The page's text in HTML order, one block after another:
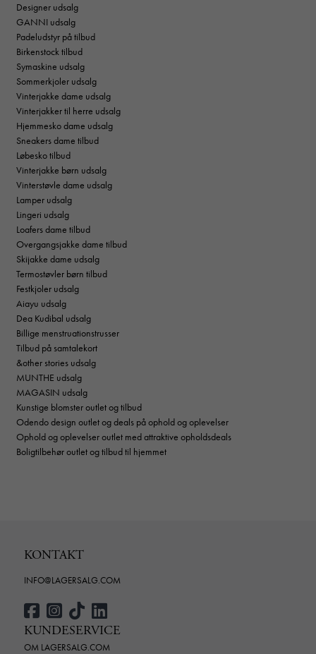
Designer udsalg
GANNI udsalg
Padeludstyr på tilbud
Birkenstock tilbud
Symaskine udsalg
Sommerkjoler udsalg
Vinterjakke dame udsalg
Vinterjakker til herre udsalg
Hjemmesko dame udsalg
Sneakers dame tilbud
Løbesko tilbud
Vinterjakke børn udsalg
Vinterstøvle dame udsalg
Lamper udsalg
Lingeri udsalg
Loafers dame tilbud
Overgangsjakke dame tilbud
Skijakke dame udsalg
Termostøvler børn tilbud
Festkjoler udsalg
Aiayu udsalg
Dea Kudibal udsalg
Billige menstruationstrusser
Tilbud på samtalekort
&other stories udsalg
MUNTHE udsalg
MAGASIN udsalg
Kunstige blomster outlet og tilbud
Odendo design outlet og deals på ophold og oplevelser
Ophold og oplevelser outlet med attraktive opholdsdeals
Boligtilbehør outlet og tilbud til hjemmet
KONTAKT
INFO@LAGERSALG.COM
KUNDESERVICE
OM LAGERSALG.COM